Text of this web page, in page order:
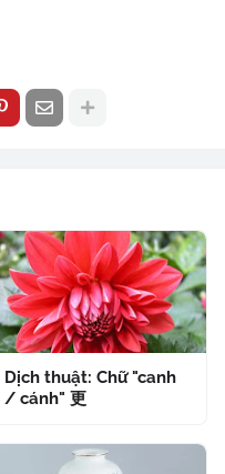
Dịch thuật: Chữ "canh
/ cánh" 更